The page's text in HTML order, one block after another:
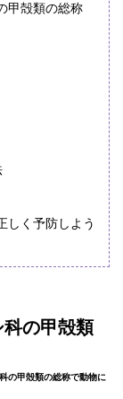
甲殻類の総称
しく予防しよう
科の甲殻類
の甲殻類の総称で動物に